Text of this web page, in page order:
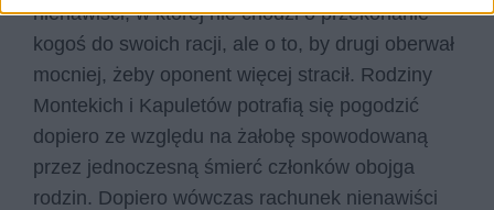
nienawiści, w której nie chodzi o przekonanie
kogoś do swoich racji, ale o to, by drugi oberwał
mocniej, żeby oponent więcej stracił. Rodziny
Montekich i Kapuletów potrafią się pogodzić
dopiero ze względu na żałobę spowodowaną
przez jednoczesną śmierć członków obojga
rodzin. Dopiero wówczas rachunek nienawiści